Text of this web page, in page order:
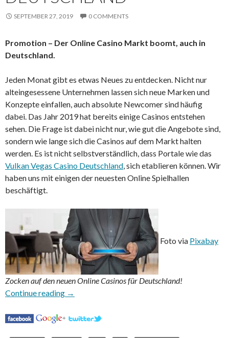
SEPTEMBER 27, 2019 0 COMMENTS
Promotion – Der Online Casino Markt boomt, auch in
Deutschland.
Jeden Monat gibt es etwas Neues zu entdecken. Nicht nur
alteingesessene Unternehmen lassen sich neue Marken und
Konzepte einfallen, auch absolute Newcomer sind häufig
dabei. Das Jahr 2019 hat bereits einige Casinos entstehen
sehen. Die Frage ist dabei nicht nur, wie gut die Angebote sind,
sondern wie lange sich die Casinos auf dem Markt halten
werden. Es ist nicht selbstverständlich, dass Portale wie das
Vulkan Vegas Casino Deutschland, sich etablieren können. Wir
haben uns mit einigen der neuesten Online Spielhallen
beschäftigt.
Foto via Pixabay
Zocken auf den neuen Online Casinos für Deutschland!
Continue reading Neue Online Casinos für Deutschland
→